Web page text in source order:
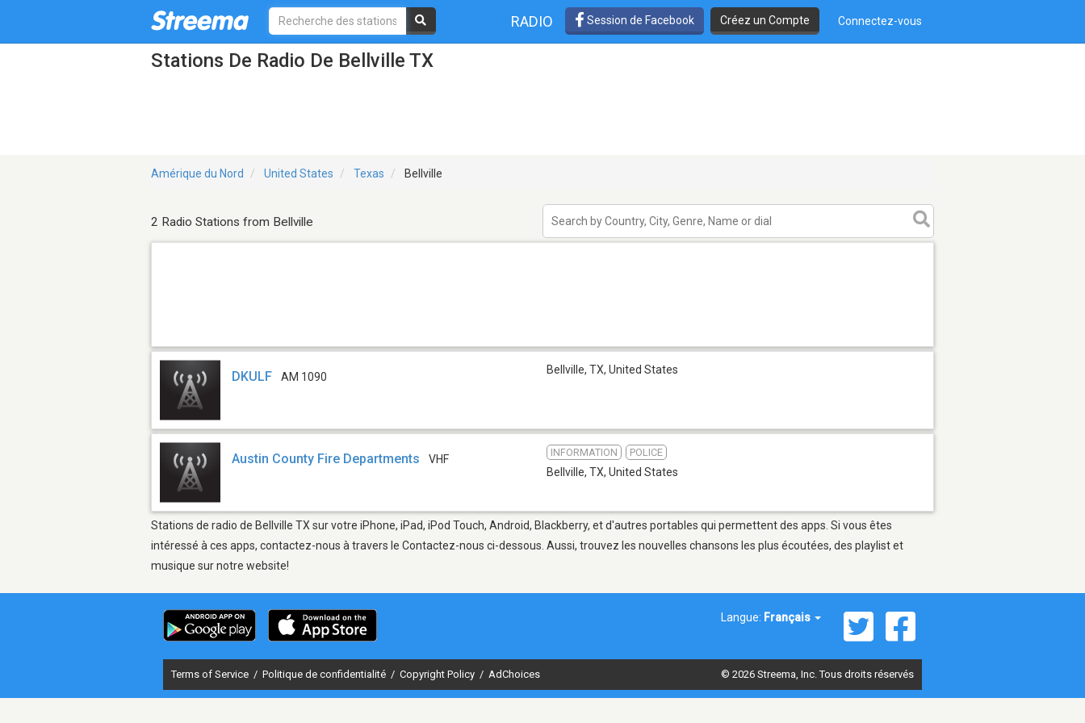
RADIO Session de Facebook Créez un Compte Connectez-vous
Stations De Radio De Bellville TX
Amérique du Nord United States Texas Bellville
2 Radio Stations from Bellville
DKULF AM 1090
Bellville, TX, United States
Austin County Fire Departments VHF
INFORMATION POLICE
Bellville, TX, United States
Stations de radio de Bellville TX sur votre iPhone, iPad, iPod Touch, Android, Blackberry, et d'autres portables qui permettent des apps. Si vous êtes
intéressé à ces apps, contactez-nous à travers le Contactez-nous ci-dessous. Aussi, trouvez les nouvelles chansons les plus écoutées, des playlist et
musique sur notre website!
Langue: Français
Terms of Service / Politique de confidentialité / Copyright Policy / AdChoices © 2026 Streema, Inc. Tous droits réservés